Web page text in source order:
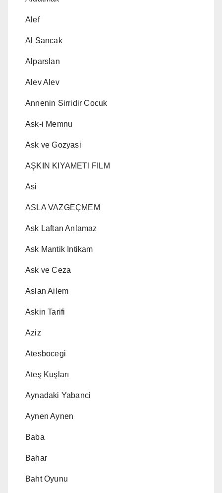
Alef
Al Sancak
Alparslan
Alev Alev
Annenin Sirridir Cocuk
Ask-i Memnu
Ask ve Gozyasi
AŞKIN KIYAMETI FILM
Asi
ASLA VAZGEÇMEM
Ask Laftan Anlamaz
Ask Mantik Intikam
Ask ve Ceza
Aslan Ailem
Askin Tarifi
Aziz
Atesbocegi
Ateş Kuşları
Aynadaki Yabanci
Aynen Aynen
Baba
Bahar
Baht Oyunu